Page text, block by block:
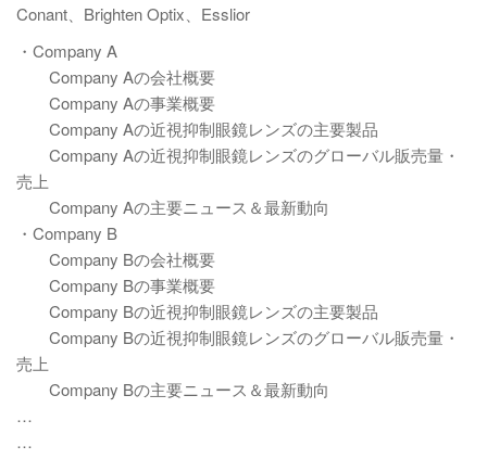
Conant、Brighten Optix、Esslior
・Company A
Company Aの会社概要
Company Aの事業概要
Company Aの近視抑制眼鏡レンズの主要製品
Company Aの近視抑制眼鏡レンズのグローバル販売量・
売上
Company Aの主要ニュース＆最新動向
・Company B
Company Bの会社概要
Company Bの事業概要
Company Bの近視抑制眼鏡レンズの主要製品
Company Bの近視抑制眼鏡レンズのグローバル販売量・
売上
Company Bの主要ニュース＆最新動向
…
…